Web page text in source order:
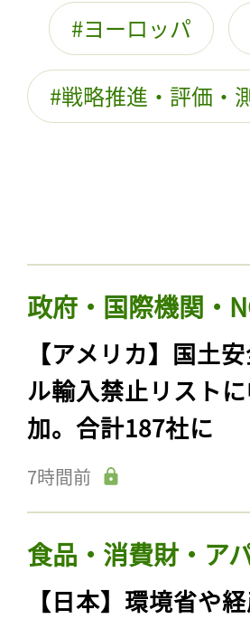
ヨーロッパ
戦略推進・評価・
政府・国際機関・
【アメリカ】国土
ル輸入禁止リスト
加。合計187社に
7時間前
食品・消費財・ア
【日本】環境省や